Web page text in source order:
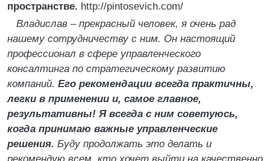
пространстве. http://pintosevich.com/
Владислав – прекрасный человек, я очень рад
нашему сотрудничеству с ним. Он настоящий
профессионал в сфере управленческого
консалтинга по стратегическому развитию
компаний. Его рекомендации всегда практичны,
легки в применении и, самое главное,
результативны! Я всегда с ним советуюсь,
когда принимаю важные управленческие
решения. Буду продолжать это делать и